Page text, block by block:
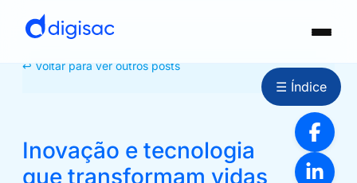
↩ Voltar para ver outros posts
Inovação e tecnologia
que transformam vidas
☰ Índice